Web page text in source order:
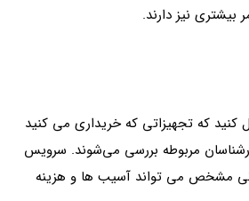
نیز دارند.
که تجهیزاتی که خریداری می کنید
مربوطه بررسی می‌شوند. سرویس
مشخص می تواند آسیب ها و هزینه